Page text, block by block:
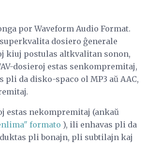
por Waveform Audio Format.
dosiero ĝenerale
kiuj postulas altkvalitan sonon,
dosieroj estas senkompremitaj,
pli da disko-spaco ol MP3 aŭ AAC,
estas nekompremitaj (ankaŭ
formato ), ili enhavas pli da
pli bonajn, pli subtilajn kaj